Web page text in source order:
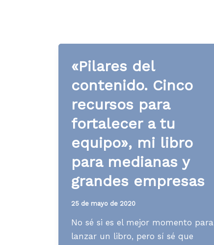
«Pilares del
contenido. Cinco
recursos para
fortalecer a tu
equipo», mi libro
para medianas y
grandes empresas
25 de mayo de 2020
No sé si es el mejor momento para
lanzar un libro, pero sí sé que